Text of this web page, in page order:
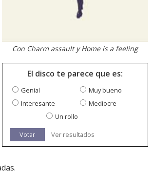
Con Charm assault y Home is a feeling
El disco te parece que es:
Genial
Muy bueno
Interesante
Mediocre
Un rollo
Votar Ver resultados